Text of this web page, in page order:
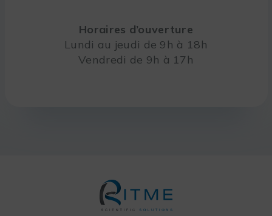
Horaires d’ouverture
Lundi au jeudi de 9h à 18h
Vendredi de 9h à 17h